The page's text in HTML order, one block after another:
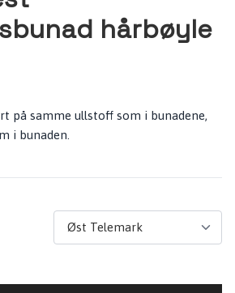
hårbøyle
på samme ullstoff som i bunadene,
i bunaden.